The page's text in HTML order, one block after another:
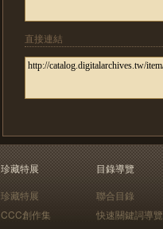
直接連結
珍藏特展
珍藏特展
CCC創作集
目錄導覽
聯合目錄
快速關鍵詞導覽